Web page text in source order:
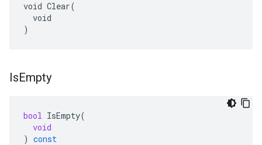
void Clear(
  void
)
IsEmpty
bool IsEmpty(
void
) const